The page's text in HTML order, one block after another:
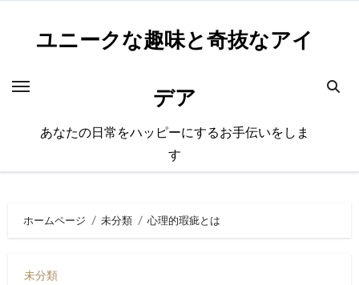
ユニークな趣味と奇抜なアイ
デア
あなたの日常をハッピーにするお手伝いをしま
す
ホームページ 未分類 心理的瑕疵とは
未分類